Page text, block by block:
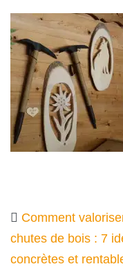
Comment
chutes de bois : 7
concrètes et